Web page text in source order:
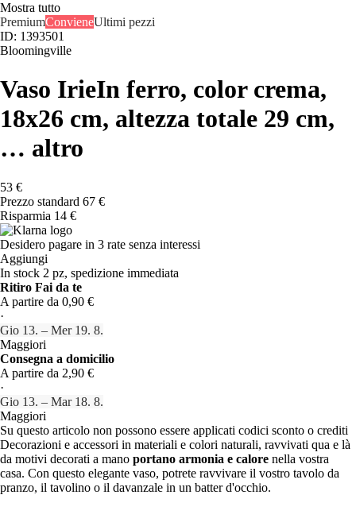
Mostra tutto
PremiumConvieneUltimi pezzi
ID: 1393501
Bloomingville
Vaso IrieIn ferro, color crema,
18x26 cm, altezza totale 29 cm,
… altro
53 €
Prezzo standard 67 €
Risparmia 14 €
Desidero pagare in 3 rate senza interessi
Aggiungi
In stock 2 pz, spedizione immediata
Ritiro Fai da te
A partire da 0,90 €
·
Gio 13. – Mer 19. 8.
Maggiori
Consegna a domicilio
A partire da 2,90 €
·
Gio 13. – Mar 18. 8.
Maggiori
Su questo articolo non possono essere applicati codici sconto o crediti
Decorazioni e accessori in materiali e colori naturali, ravvivati qua e là
da motivi decorati a mano portano armonia e calore nella vostra
casa. Con questo elegante vaso, potrete ravvivare il vostro tavolo da
pranzo, il tavolino o il davanzale in un batter d'occhio.